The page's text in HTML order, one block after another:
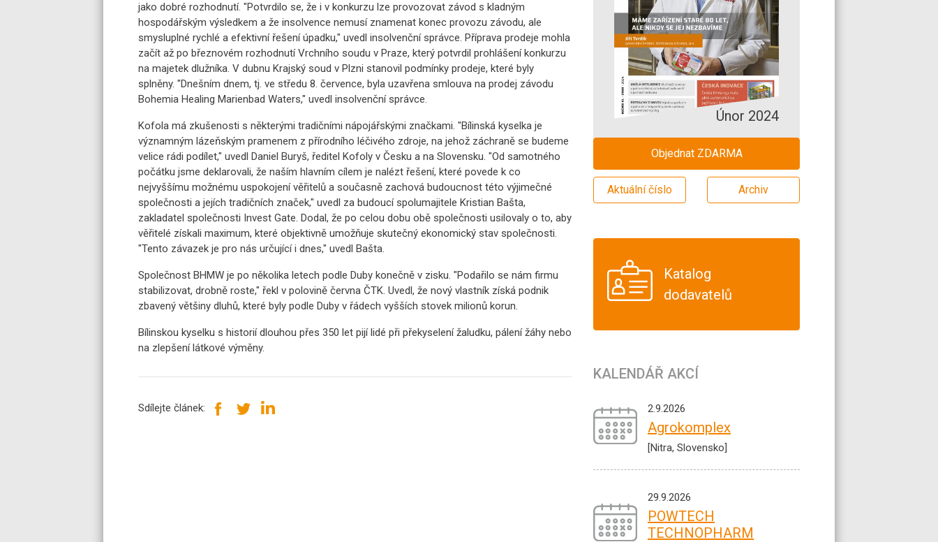
jako dobré rozhodnutí. "Potvrdilo se, že i v konkurzu lze provozovat závod s kladným
hospodářským výsledkem a že insolvence nemusí znamenat konec provozu závodu, ale
smysluplné rychlé a efektivní řešení úpadku," uvedl insolvenční správce. Příprava prodeje mohla
začít až po březnovém rozhodnutí Vrchního soudu v Praze, který potvrdil prohlášení konkurzu
na majetek dlužníka. V dubnu Krajský soud v Plzni stanovil podmínky prodeje, které byly
splněny. "Dnešním dnem, tj. ve středu 8. července, byla uzavřena smlouva na prodej závodu
Bohemia Healing Marienbad Waters," uvedl insolvenční správce.
Kofola má zkušenosti s některými tradičními nápojářskými značkami. "Bílinská kyselka je
významným lázeňským pramenem z přírodního léčivého zdroje, na jehož záchraně se budeme
velice rádi podílet," uvedl Daniel Buryš, ředitel Kofoly v Česku a na Slovensku. "Od samotného
počátku jsme deklarovali, že naším hlavním cílem je nalézt řešení, které povede k co
nejvyššímu možnému uspokojení věřitelů a současně zachová budoucnost této výjimečné
společnosti a jejích tradičních značek," uvedl za budoucí spolumajitele Kristian Bašta,
zakladatel společnosti Invest Gate. Dodal, že po celou dobu obě společnosti usilovaly o to, aby
věřitelé získali maximum, které objektivně umožňuje skutečný ekonomický stav společnosti.
"Tento závazek je pro nás určující i dnes," uvedl Bašta.
Společnost BHMW je po několika letech podle Duby konečně v zisku. "Podařilo se nám firmu
stabilizovat, drobně roste," řekl v polovině června ČTK. Uvedl, že nový vlastník získá podnik
zbavený většiny dluhů, které byly podle Duby v řádech vyšších stovek milionů korun.
Bílinskou kyselku s historií dlouhou přes 350 let pijí lidé při překyselení žaludku, pálení žáhy nebo
na zlepšení látkové výměny.
Sdílejte článek:
Únor 2024
Objednat ZDARMA
Aktuální číslo Archiv
Katalog
dodavatelů
KALENDÁŘ AKCÍ
2.9.2026
Agrokomplex
[Nitra, Slovensko]
29.9.2026
POWTECH
TECHNOPHARM